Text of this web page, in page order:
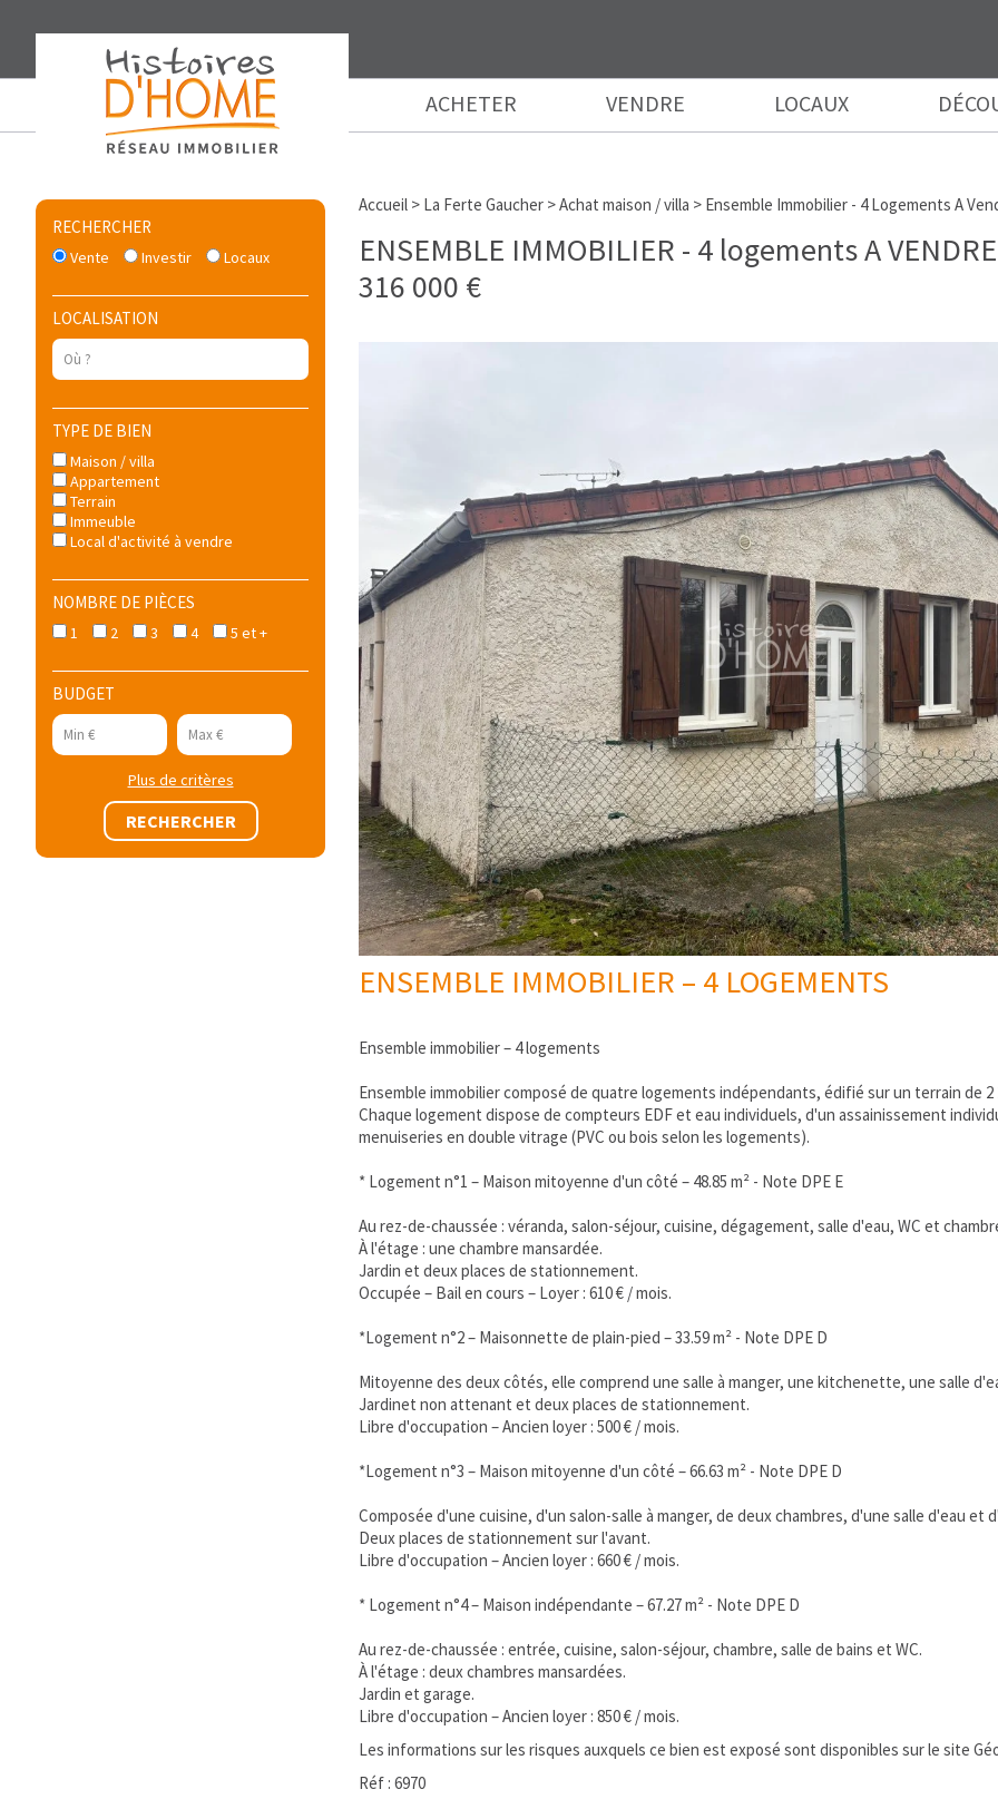
ACHETER VENDRE LOCAUX
RECHERCHER
Vente Investir Locaux
LOCALISATION
TYPE DE BIEN
Maison / villa
Appartement
Terrain
Immeuble
Local d'activité à vendre
NOMBRE DE PIÈCES
1 2 3 4 5 et +
BUDGET
Plus de critères
Accueil > La Ferte Gaucher >Achat maison / villa > Ensemble Immobilier - 4 Logements A
ENSEMBLE IMMOBILIER - 4 logements A VENDRE
316 000 €
ENSEMBLE IMMOBILIER – 4 LOGEMENTS
Ensemble immobilier – 4 logements
Ensemble immobilier composé de quatre logements indépendants, édifié sur un terrain de
Chaque logement dispose de compteurs EDF et eau individuels, d'un assainissement
menuiseries en double vitrage (PVC ou bois selon les logements).
* Logement n°1 – Maison mitoyenne d'un côté – 48.85 m² - Note DPE E
Au rez-de-chaussée : véranda, salon-séjour, cuisine, dégagement, salle d'eau, WC et
À l'étage : une chambre mansardée.
Jardin et deux places de stationnement.
Occupée – Bail en cours – Loyer : 610 € / mois.
*Logement n°2 – Maisonnette de plain-pied – 33.59 m² - Note DPE D
Mitoyenne des deux côtés, elle comprend une salle à manger, une kitchenette, une salle
Jardinet non attenant et deux places de stationnement.
Libre d'occupation – Ancien loyer : 500 € / mois.
*Logement n°3 – Maison mitoyenne d'un côté – 66.63 m² - Note DPE D
Composée d'une cuisine, d'un salon-salle à manger, de deux chambres, d'une salle d'eau et
Deux places de stationnement sur l'avant.
Libre d'occupation – Ancien loyer : 660 € / mois.
* Logement n°4 – Maison indépendante – 67.27 m² - Note DPE D
Au rez-de-chaussée : entrée, cuisine, salon-séjour, chambre, salle de bains et WC.
À l'étage : deux chambres mansardées.
Jardin et garage.
Libre d'occupation – Ancien loyer : 850 € / mois.
Les informations sur les risques auxquels ce bien est exposé sont disponibles sur le site
Réf : 6970